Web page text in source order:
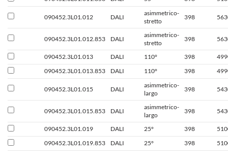
090452.3L01.012 DALI
asimmetrico-
stretto
398
090452.3L01.012.853 DALI
asimmetrico-
stretto
398
090452.3L01.013 DALI 110° 398
090452.3L01.013.853
DALI 110° 398
090452.3L01.015 DALI
asimmetrico-
largo
398
090452.3L01.015.853 DALI
asimmetrico-
largo
398
090452.3L01.019 DALI 25° 398
090452.3L01.019.853
DALI 25° 398